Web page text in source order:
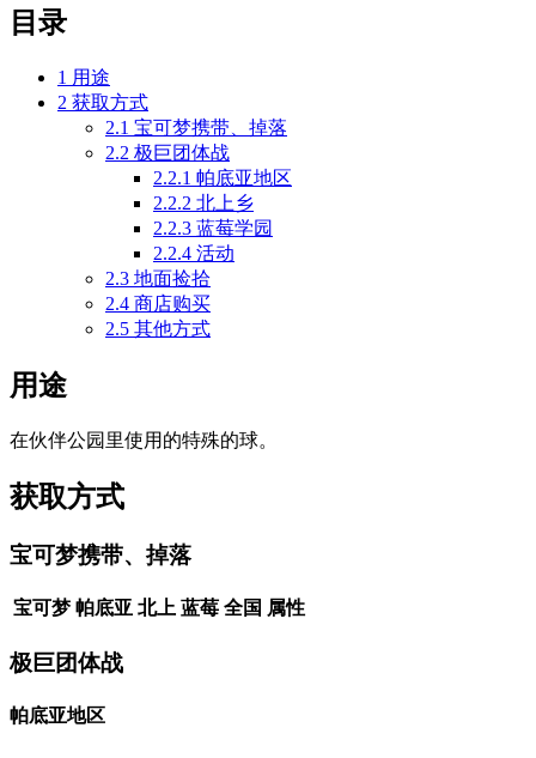
目录
1 用途
2 获取方式
2.1 宝可梦携带、掉落
2.2 极巨团体战
2.2.1 帕底亚地区
2.2.2 北上乡
2.2.3 蓝莓学园
2.2.4 活动
2.3 地面捡拾
2.4 商店购买
2.5 其他方式
用途
在伙伴公园里使用的特殊的球。
获取方式
宝可梦携带、掉落
宝可梦 帕底亚 北上 蓝莓 全国 属性
极巨团体战
帕底亚地区